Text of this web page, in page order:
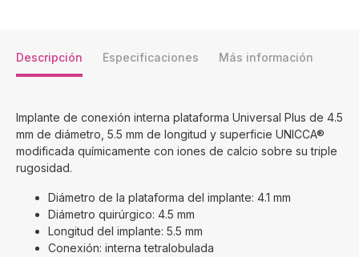
Descripción Especificaciones Más información
Implante de conexión interna plataforma Universal Plus de 4.5
mm de diámetro, 5.5 mm de longitud y superficie UNICCA®
modificada químicamente con iones de calcio sobre su triple
rugosidad.
Diámetro de la plataforma del implante: 4.1 mm
Diámetro quirúrgico: 4.5 mm
Longitud del implante: 5.5 mm
Conexión: interna tetralobulada